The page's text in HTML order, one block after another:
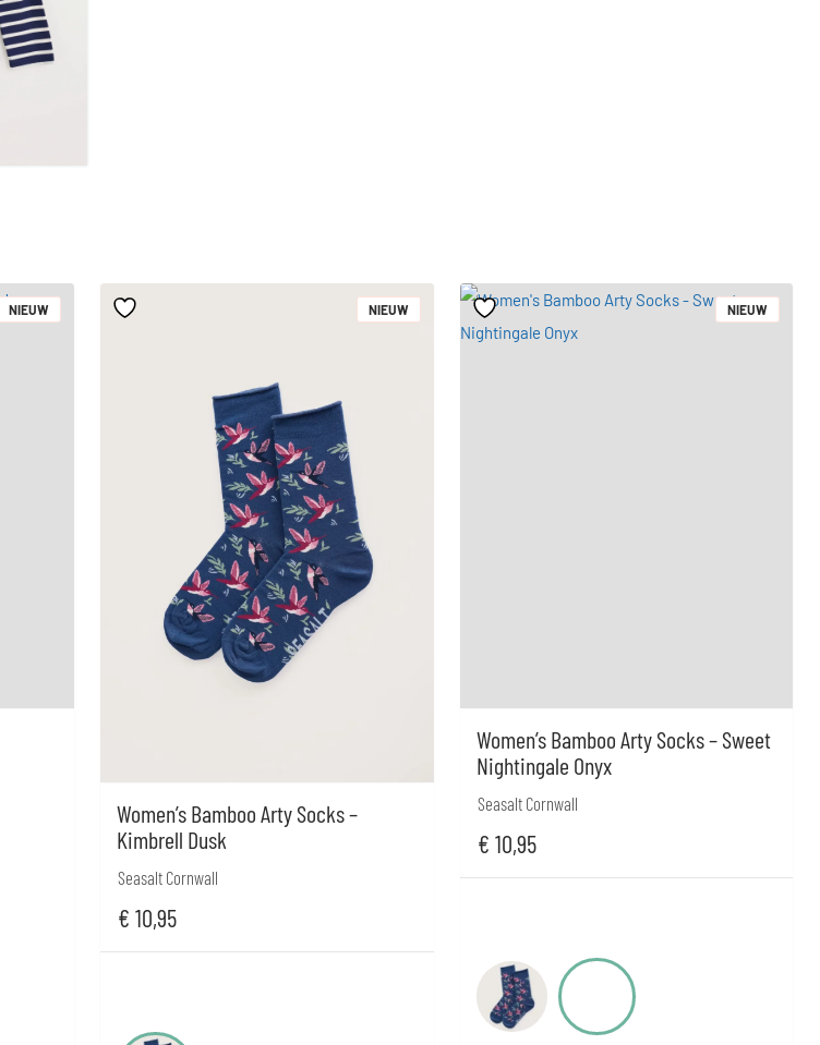
NIEUW
Women’s Bamboo Arty Socks –
Kimbrell Dusk
Seasalt Cornwall
€ 10,95
NIEUW
Women’s Bamboo Arty Socks – Sweet
Nightingale Onyx
Seasalt Cornwall
€ 10,95
NIEUW